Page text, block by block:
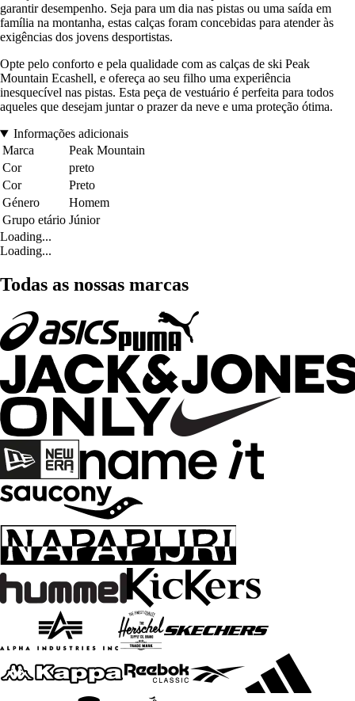
garantir desempenho. Seja para um dia nas pistas ou uma saída em
família na montanha, estas calças foram concebidas para atender às
exigências dos jovens desportistas.
Opte pelo conforto e pela qualidade com as calças de ski Peak
Mountain Ecashell, e ofereça ao seu filho uma experiência
inesquecível nas pistas. Esta peça de vestuário é perfeita para todos
aqueles que desejam juntar o prazer da neve e uma proteção ótima.
Informações adicionais
Marca
Peak Mountain
Cor
preto
Cor
Preto
Género
Homem
Grupo etário Júnior
Loading...
Loading...
Todas as nossas marcas